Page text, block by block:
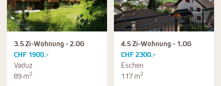
3.5 Zi-Wohnung - 2.OG
CHF 1900.-
Vaduz
89 m2
4.5 Zi-Wohnung - 1.OG
CHF 2300.-
Eschen
117 m2